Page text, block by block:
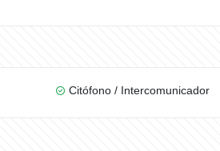
Citófono / Intercomunicador